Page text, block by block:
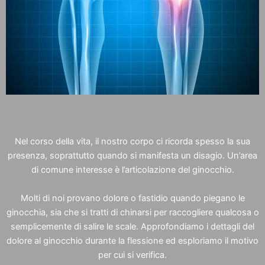
Nel corso della vita, il nostro corpo ci ricorda spesso la sua
presenza, soprattutto quando si manifesta un disagio. Un’area
di comune interesse è l’articolazione del ginocchio.
Molti di noi provano dolore o fastidio quando piegano le
ginocchia, sia che si tratti di chinarsi per raccogliere qualcosa o
semplicemente di salire le scale. Approfondiamo i dettagli del
dolore al ginocchio durante la flessione ed esploriamo il motivo
per cui si verifica.